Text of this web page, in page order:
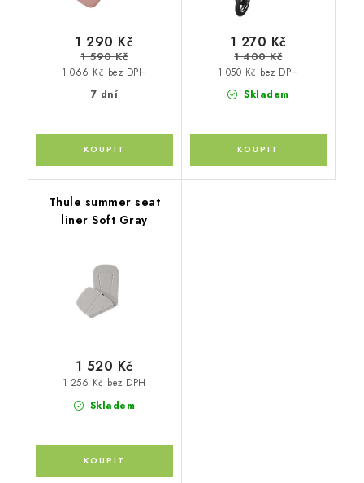
7 dní
1 066 Kč bez DPH
1 290 Kč
1 590 Kč
Skladem
1 050 Kč bez DPH
1 270 Kč
1 400 Kč
Thule summer seat
liner Soft Gray
Skladem
1 256 Kč bez DPH
1 520 Kč